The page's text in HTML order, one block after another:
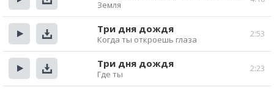
Прослушать
Скачать
Земля
Прослушать
Скачать
2:53
Три дня дождя
Когда ты откроешь глаза
Прослушать
Скачать
2:23
Три дня дождя
Где ты